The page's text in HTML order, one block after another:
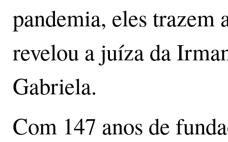
pandemia, eles trazem
revelou a juíza da
Gabriela.
Com 147 anos de